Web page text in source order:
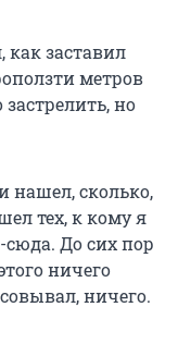
как заставил
метров
застрелить, но
нашел, сколько,
тех, к кому я
сюда. До сих пор
ничего
ничего.